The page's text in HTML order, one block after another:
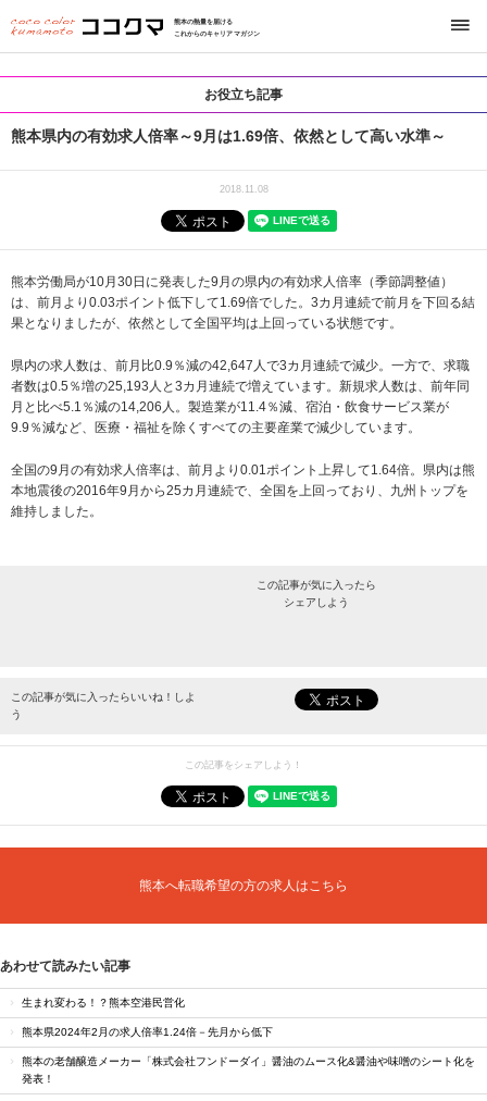
熊本の熱量を届ける
これからのキャリアマガジン
お役立ち記事
熊本県内の有効求人倍率～9月は1.69倍、依然として高い水準～
2018.11.08
熊本労働局が10月30日に発表した9月の県内の有効求人倍率（季節調整値）
は、前月より0.03ポイント低下して1.69倍でした。3カ月連続で前月を下回る結
果となりましたが、依然として全国平均は上回っている状態です。
県内の求人数は、前月比0.9％減の42,647人で3カ月連続で減少。一方で、求職
者数は0.5％増の25,193人と3カ月連続で増えています。新規求人数は、前年同
月と比べ5.1％減の14,206人。製造業が11.4％減、宿泊・飲食サービス業が
9.9％減など、医療・福祉を除くすべての主要産業で減少しています。
全国の9月の有効求人倍率は、前月より0.01ポイント上昇して1.64倍。県内は熊
本地震後の2016年9月から25カ月連続で、全国を上回っており、九州トップを
維持しました。
この記事が気に入ったら
シェアしよう
最新情報をお届けします。
この記事が気に入ったらいいね！しよ
う
この記事をシェアしよう！
熊本へ転職希望の方の求人はこちら
あわせて読みたい記事
生まれ変わる！？熊本空港民営化
熊本県2024年2月の求人倍率1.24倍－先月から低下
熊本の老舗醸造メーカー「株式会社フンドーダイ」醤油のムース化&醤油や味噌のシート化を
発表！